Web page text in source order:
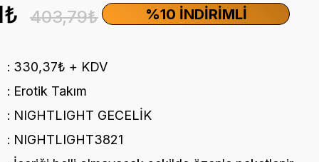
%10 İNDIRIMLI
403,79₺
330,37₺ + KDV
Erotik Takım
NIGHTLIGHT GECELİK
NIGHTLIGHT3821